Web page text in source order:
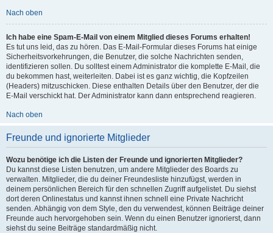
Nach oben
Ich habe eine Spam-E-Mail von einem Mitglied dieses Forums erhalten!
Es tut uns leid, das zu hören. Das E-Mail-Formular dieses Forums hat einige
Sicherheitsvorkehrungen, die Benutzer, die solche Nachrichten senden,
identifizieren sollen. Du solltest einem Administrator die komplette E-Mail, die
du bekommen hast, weiterleiten. Dabei ist es ganz wichtig, die Kopfzeilen
(Headers) mitzuschicken. Diese enthalten Details über den Benutzer, der die
E-Mail verschickt hat. Der Administrator kann dann entsprechend reagieren.
Nach oben
Freunde und ignorierte Mitglieder
Wozu benötige ich die Listen der Freunde und ignorierten Mitglieder?
Du kannst diese Listen benutzen, um andere Mitglieder des Boards zu
verwalten. Mitglieder, die du deiner Freundesliste hinzufügst, werden in
deinem persönlichen Bereich für den schnellen Zugriff aufgelistet. Du siehst
dort deren Onlinestatus und kannst ihnen schnell eine Private Nachricht
senden. Abhängig von dem Style, den du verwendest, können Beiträge deiner
Freunde auch hervorgehoben sein. Wenn du einen Benutzer ignorierst, dann
siehst du seine Beiträge standardmäßig nicht.